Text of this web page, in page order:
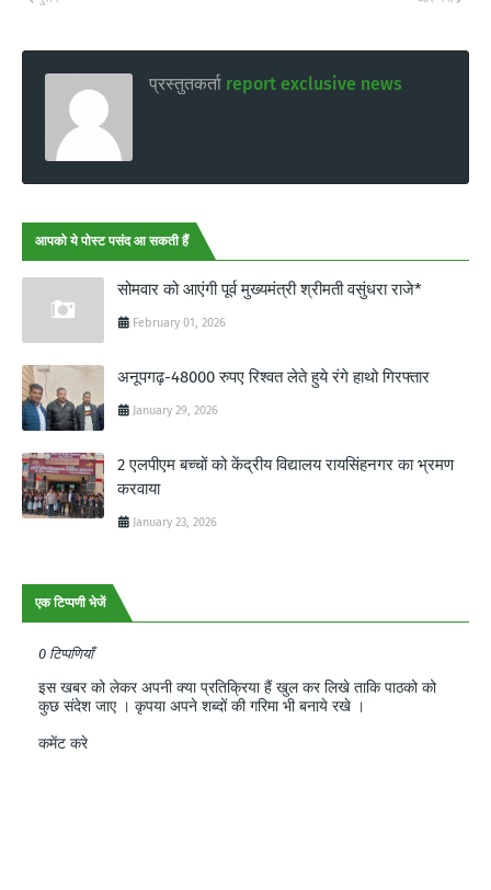
प्रस्तुतकर्ता report exclusive news
आपको ये पोस्ट पसंद आ सकती हैं
सोमवार को आएंगी पूर्व मुख्यमंत्री श्रीमती वसुंधरा राजे*
February 01, 2026
अनूपगढ़-48000 रुपए रिश्वत लेते हुये रंगे हाथो गिरफ्तार
January 29, 2026
2 एलपीएम बच्चों को केंद्रीय विद्यालय रायसिंहनगर का भ्रमण
करवाया
January 23, 2026
एक टिप्पणी भेजें
0 टिप्पणियाँ
इस खबर को लेकर अपनी क्या प्रतिक्रिया हैं खुल कर लिखे ताकि पाठको को
कुछ संदेश जाए । कृपया अपने शब्दों की गरिमा भी बनाये रखे ।
कमेंट करे